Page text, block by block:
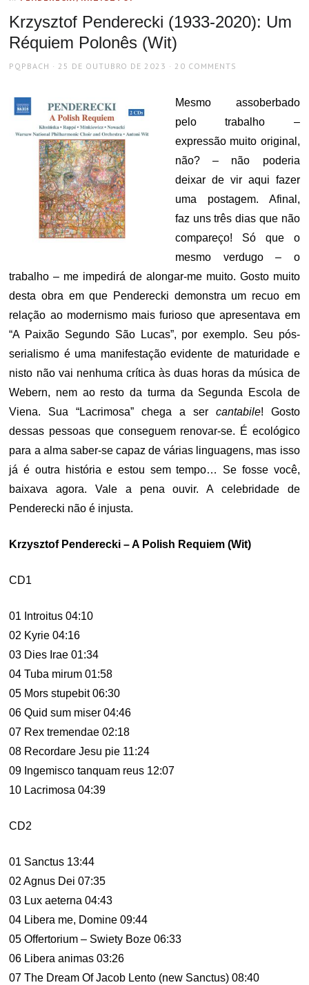
Krzysztof Penderecki (1933-2020): Um
Réquiem Polonês (Wit)
AUTHOR
PQPBACH
POSTED
25 DE OUTUBRO DE 2023 20 COMMENTS
Mesmo assoberbado
pelo trabalho –
expressão muito original,
não? – não poderia
deixar de vir aqui fazer
uma postagem. Afinal,
faz uns três dias que não
compareço! Só que o
mesmo verdugo – o
trabalho – me impedirá de alongar-me muito. Gosto muito
desta obra em que Penderecki demonstra um recuo em
relação ao modernismo mais furioso que apresentava em
“A Paixão Segundo São Lucas”, por exemplo. Seu pós-
serialismo é uma manifestação evidente de maturidade e
nisto não vai nenhuma crítica às duas horas da música de
Webern, nem ao resto da turma da Segunda Escola de
Viena. Sua “Lacrimosa” chega a ser cantabile! Gosto
dessas pessoas que conseguem renovar-se. É ecológico
para a alma saber-se capaz de várias linguagens, mas isso
já é outra história e estou sem tempo… Se fosse você,
baixava agora. Vale a pena ouvir. A celebridade de
Penderecki não é injusta.
Krzysztof Penderecki – A Polish Requiem (Wit)
CD1
01 Introitus 04:10
02 Kyrie 04:16
03 Dies Irae 01:34
04 Tuba mirum 01:58
05 Mors stupebit 06:30
06 Quid sum miser 04:46
07 Rex tremendae 02:18
08 Recordare Jesu pie 11:24
09 Ingemisco tanquam reus 12:07
10 Lacrimosa 04:39
CD2
01 Sanctus 13:44
02 Agnus Dei 07:35
03 Lux aeterna 04:43
04 Libera me, Domine 09:44
05 Offertorium – Swiety Boze 06:33
06 Libera animas 03:26
07 The Dream Of Jacob Lento (new Sanctus) 08:40